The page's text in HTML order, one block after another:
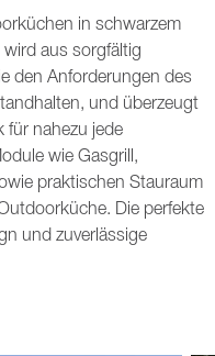
in schwarzem
aus sorgfältig
den Anforderungen des
und überzeugt
für nahezu jede
wie Gasgrill,
praktischen Stauraum
Die perfekte
und zuverlässige